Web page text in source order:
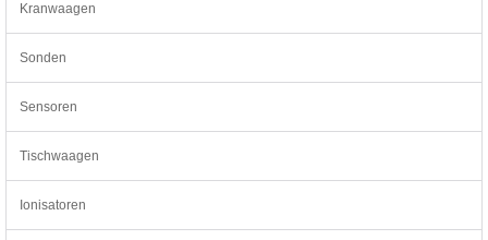
Kranwaagen
Sonden
Sensoren
Tischwaagen
Ionisatoren